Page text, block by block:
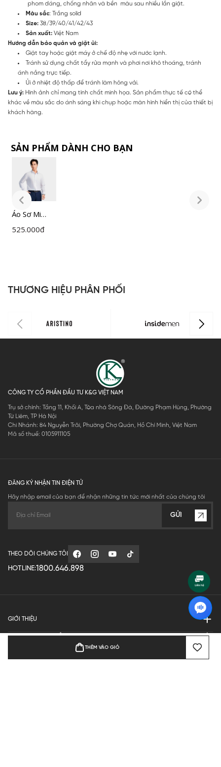
THÊM VÀO GIỎ
phom dáng, chống nhăn và bền màu sau nhiều lần giặt.
Màu sắc: Trắng solid
Size: 38/39/40/41/42/43
Sản xuất: Việt Nam
Hướng dẫn bảo quản và giặt ủi:
Giặt tay hoặc giặt máy ở chế độ nhẹ với nước lạnh.
Tránh sử dụng chất tẩy rửa mạnh và phơi nơi khô thoáng, tránh
ánh nắng trực tiếp.
Ủi ở nhiệt độ thấp để tránh làm hỏng vải.
Lưu ý: Hình ảnh chỉ mang tính chất minh họa. Sản phẩm thực tế có thể
khác về màu sắc do ánh sáng khi chụp hoặc màn hình hiển thị của thiết bị
khách hàng.
SẢN PHẨM DÀNH CHO BẠN
Áo Sơ Mi
Nam Trắng
525.000đ
THƯƠNG HIỆU PHÂN PHỐI
CÔNG TY CỔ PHẦN ĐẦU TƯ K&G VIỆT NAM
Trụ sở chính: Tầng 11, Khối A, Tòa nhà Sông Đà, Đường Phạm Hùng, Phường
Từ Liêm, TP Hà Nội
Chi Nhánh: 84 Nguyễn Trãi, Phường Chợ Quán, Hồ Chí Minh, Việt Nam
Mã số thuế: 0105911105
ĐĂNG KÝ NHẬN TIN ĐIỆN TỬ
Hãy nhập email của bạn để nhận những tin tức mới nhất của chúng tôi
GỬI
THEO DÕI CHÚNG TÔI
HOTLINE:1800.646.898
GIỚI THIỆU
QUY ĐỊNH HOẠT ĐỘNG